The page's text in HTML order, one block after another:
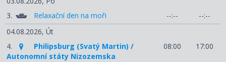
3.
Relaxační den na moři --:--
--:--
04.08.2026, Út
4.
Philipsburg (Svatý Martin) /
Autonomní státy Nizozemska
08:00 17:00